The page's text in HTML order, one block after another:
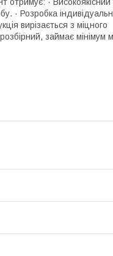
отримує: · Високоякісний
· Розробка
вирізається з міцного
займає мінімум